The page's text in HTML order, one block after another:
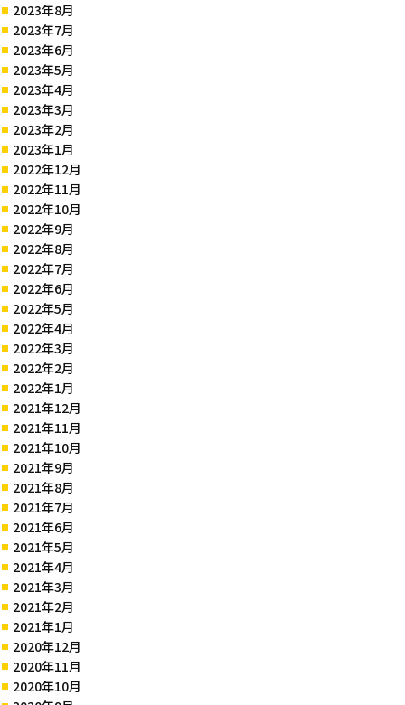
2023年8月
2023年7月
2023年6月
2023年5月
2023年4月
2023年3月
2023年2月
2023年1月
2022年12月
2022年11月
2022年10月
2022年9月
2022年8月
2022年7月
2022年6月
2022年5月
2022年4月
2022年3月
2022年2月
2022年1月
2021年12月
2021年11月
2021年10月
2021年9月
2021年8月
2021年7月
2021年6月
2021年5月
2021年4月
2021年3月
2021年2月
2021年1月
2020年12月
2020年11月
2020年10月